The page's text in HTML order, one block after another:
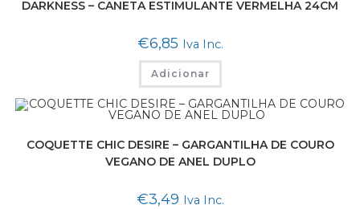
DARKNESS – CANETA ESTIMULANTE VERMELHA 24CM
€6,85 Iva Inc.
Adicionar
COQUETTE CHIC DESIRE – GARGANTILHA DE COURO
VEGANO DE ANEL DUPLO
€3,49 Iva Inc.